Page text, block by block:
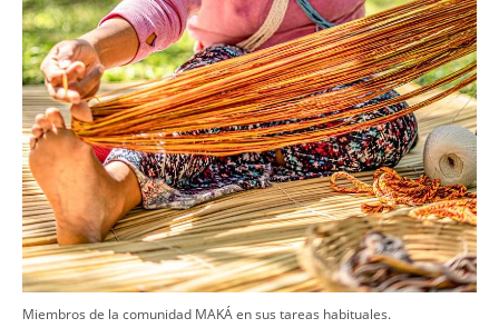
​Miembros de la comunidad MAKÁ en sus tareas habituales.